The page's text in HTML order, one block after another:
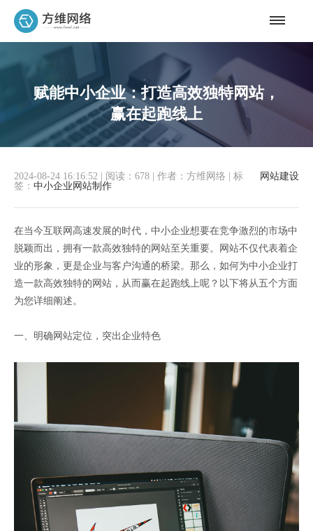
赋能中小企业：打造高效独特网站，
赢在起跑线上
网站建设
2024-08-24 16:16:52 阅读：678 作者：方维网络
标
签： 中小企业网站制作
在当今互联网高速发展的时代，中小企业想要在竞争激烈的市场中
脱颖而出，拥有一款高效独特的网站至关重要。网站不仅代表着企
业的形象，更是企业与客户沟通的桥梁。那么，如何为中小企业打
造一款高效独特的网站，从而赢在起跑线上呢？以下将从五个方面
为您详细阐述。
一、明确网站定位，突出企业特色